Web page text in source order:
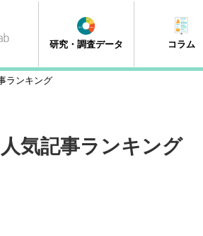
研究・調査データ コラム
ランキング
気記事ランキング